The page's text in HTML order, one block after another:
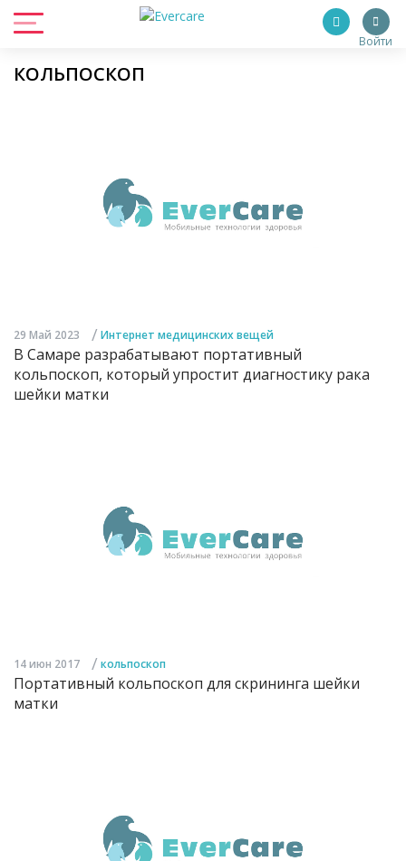
Войти
КОЛЬПОСКОП
29 Май 2023 / Интернет медицинских вещей
В Самаре разрабатывают портативный
кольпоскоп, который упростит диагностику рака
шейки матки
14 июн 2017 / кольпоскоп
Портативный кольпоскоп для скрининга шейки
матки